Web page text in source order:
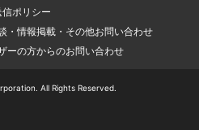
ポリシー
・情報掲載・その他お問い合わせ
ーの方からのお問い合わせ
All Rights Reserved.